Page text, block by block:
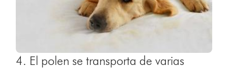
4. El polen se transporta de varias